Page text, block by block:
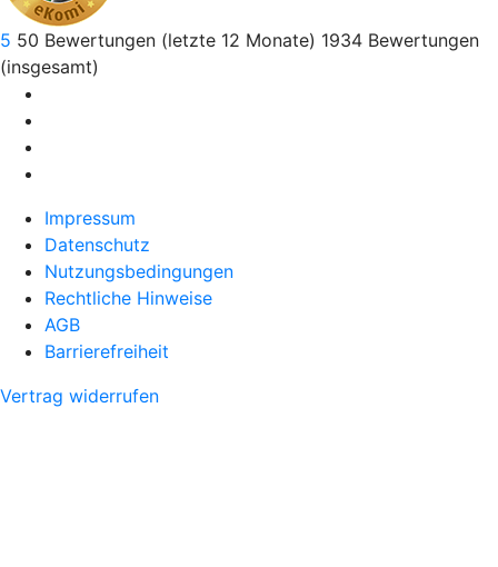
5 50 Bewertungen (letzte 12 Monate) 1934 Bewertungen
(insgesamt)
Impressum
Datenschutz
Nutzungsbedingungen
Rechtliche Hinweise
AGB
Barrierefreiheit
Vertrag widerrufen